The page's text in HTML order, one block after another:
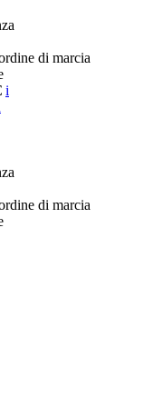
di marcia
i
di marcia